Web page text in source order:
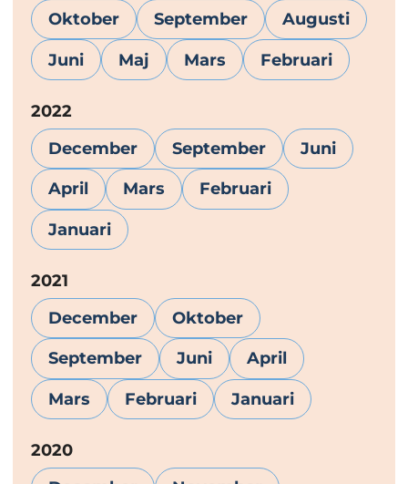
Oktober
September Augusti
Juni Maj Mars Februari
År:
2022
December
September Juni
April Mars Februari
Januari
År:
2021
December
Oktober
September Juni April
Mars Februari Januari
År:
2020